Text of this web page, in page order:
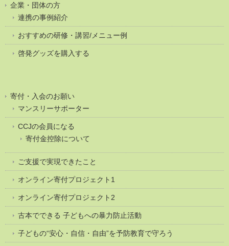
企業・団体の方
連携の事例紹介
おすすめの研修・講習/メニュー例
啓発グッズを購入する
寄付・入会のお願い
マンスリーサポーター
CCJの会員になる
寄付金控除について
ご支援で実現できたこと
オンライン寄付プロジェクト1
オンライン寄付プロジェクト2
古本でできる 子どもへの暴力防止活動
子どもの“安心・自信・自由”を予防教育で守ろう